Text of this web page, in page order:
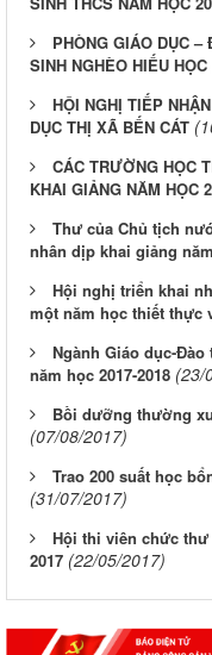
PHÒNG GIÁO DỤC –
SINH NGHÈO HIẾU HỌC
HỘI NGHỊ TIẾP
DỤC THỊ XÃ BẾN CÁT
CÁC TRƯỜNG HỌC
KHAI GIẢNG NĂM HỌC
Thư của Chủ tịch
nhân dịp khai giảng
Hội nghị triển khai
một năm học thiết thực
Ngành Giáo dục-Đào
năm học 2017-2018 (23/
Bồi dưỡng thường
(07/08/2017)
Trao 200 suất học
(31/07/2017)
Hội thi viên chức
2017 (22/05/2017)